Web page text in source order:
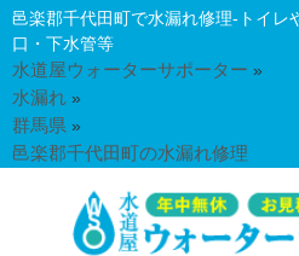
邑楽郡千代田町で水漏れ修理-トイレ
口・下水管等
水道屋ウォーターサポーター »
水漏れ »
群馬県 »
邑楽郡千代田町の水漏れ修理